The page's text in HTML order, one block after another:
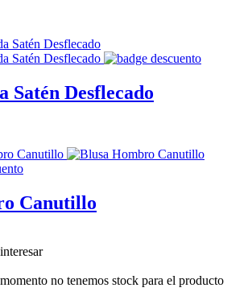
Satén Desflecado
Canutillo
no tenemos stock para el producto